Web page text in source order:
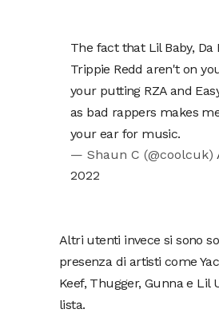
The fact that Lil Baby, Da
Trippie Redd aren't on
your putting RZA and
as bad rappers makes
your ear for music.
— Shaun C (@coolcuk)
2022
Altri utenti invece si sono
presenza di artisti come
Keef, Thugger, Gunna e Lil
lista.